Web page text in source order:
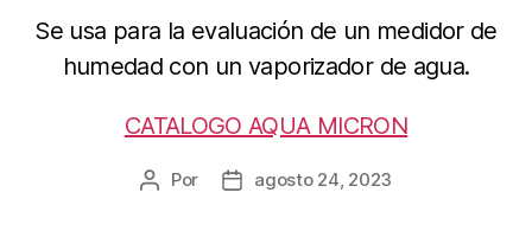
Se usa para la evaluación de un medidor de
humedad con un vaporizador de agua.
CATALOGO AQUA MICRON
Autor
Por
Fechaagosto 24, 2023